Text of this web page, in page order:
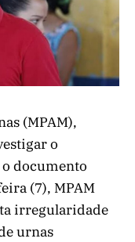
(MPAM),
o
documento
(7), MPAM
irregularidade
urnas